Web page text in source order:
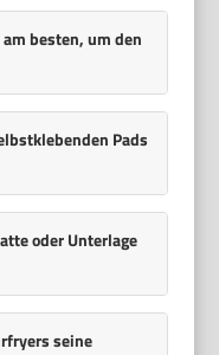
besten, um den
Pads
oder Unterlage
seine